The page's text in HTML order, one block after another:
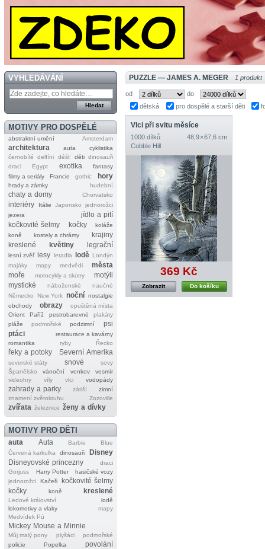
VYHLEDÁVÁNÍ
MOTIVY PRO DOSPĚLÉ
abstraktní umění Amsterdam
architektura auta
cyklistika
černobílé
delfíni déšť děti dinosauři
draci
Egypt exotika
fantasy
filmy a seriály
Francie gothic hory
hrady a zámky hudební
chaty a domy Chorvatsko
interiéry Itálie Japonsko
jednorožci
jezera
jídlo a pití
kočkovité šelmy
kočky
koláže
koně
kostely a chrámy
krajiny
kreslené
květiny legrační
lesní zvěř lesy letadla lodě Londýn
majáky
mapy medvědi
města
moře
motocykly a skútry
motýli
mystické
náboženské
naučné
Německo
New York noční nostalgie
obchody
obrazy
opuštěná místa
Orient
Paříž pestrobarevné
plakáty
pláže
podmořské podzimní
psi
ptáci
restaurace a kavárny
romantika
ryby Řecko
řeky a potoky Severní Amerika
severské státy snové
sovy
Španělsko
vánoční venkov
vesmír
videohry
víly vlci vodopády
zahrady a parky zátiší
zimní
znamení zvěrokruhu
Zozoville
zvířata železnice ženy a dívky
MOTIVY PRO DĚTI
auta Auta Barbie
Blue
Červená karkulka
dinosauři
Disney
Disneyovské princezny
draci
Gorjuss
Harry Potter
hasičské vozy
jednorožci
Kačeři
kočkovité šelmy
kočky
koně kreslené
Ledové království
lodě
lokomotivy a vlaky
mapy
Medvídek Pú
Mickey Mouse a Minnie
Můj malý pony plyšáci
podmořské
policie
Popelka povolání
PUZZLE — JAMES A. MEGER 1 produkt
od
do
dětská
pro dospělé a starší děti
Vlci při svitu měsíce
1000 dílků
48,9 × 67,6 cm
Cobble Hill
369 Kč
Do košíku
Zobrazit